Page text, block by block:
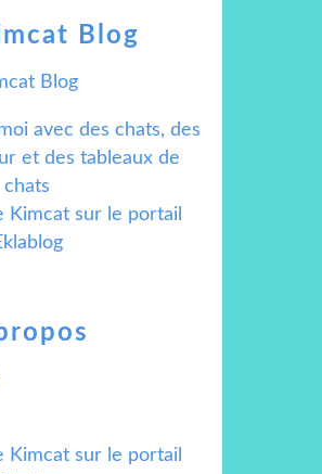
Blog
avec des chats, des
et des tableaux de
chats
Kimcat sur le portail
Kimcat sur le portail